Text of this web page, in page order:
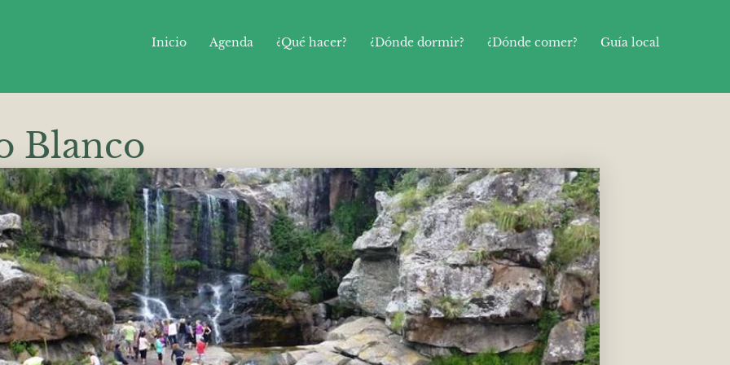
Inicio Agenda ¿Qué hacer? ¿Dónde dormir? ¿Dónde comer? Guía local
Blanco